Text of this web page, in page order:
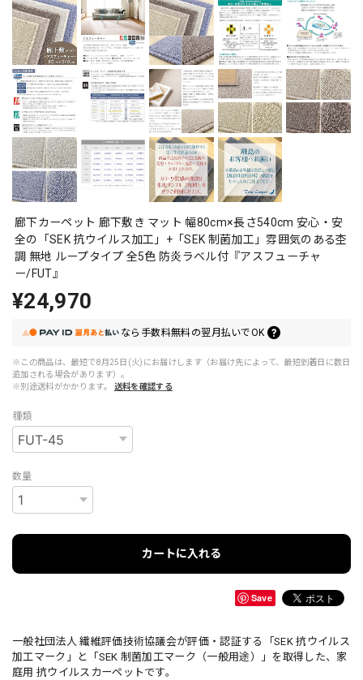
廊下カーペット 廊下敷き マット 幅80cm×長さ540cm 安心・安
全の「SEK 抗ウイルス加工」+「SEK 制菌加工」雰囲気のある杢
調 無地 ループタイプ 全5色 防炎ラベル付『アスフューチャ
ー/FUT』
¥24,970
なら 手数料無料の翌月払いでOK
※この商品は、最短で8月25日(火)にお届けします（お届け先によって、最短到着日に数日
追加される場合があります）。
※別途送料がかかります。
送料を確認する
種類
数量
カートに入れる
Save
一般社団法人 繊維評価技術協議会が評価・認証する「SEK 抗ウイルス
加工マーク」と「SEK 制菌加工マーク（一般用途）」を取得した、家
庭用 抗ウイルスカーペットです。